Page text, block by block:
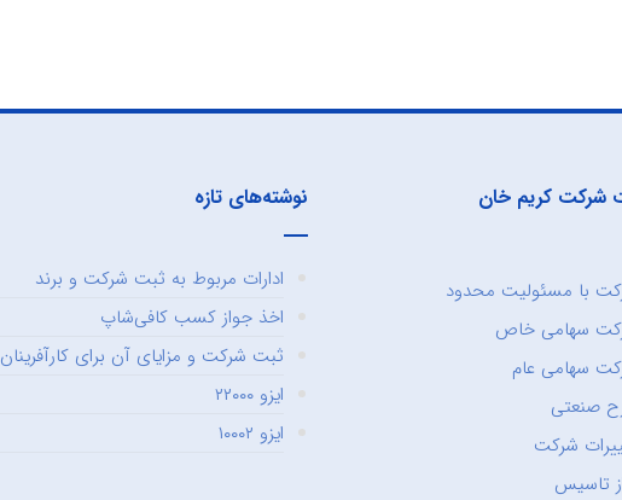
شرکت کریم خان
با مسئولیت محدود
سهامی خاص
سهامی عام
صنعتی
شرکت
تاسیس
نوشته‌های تازه
ادارات مربوط به ثبت شرکت و برند
اخذ جواز کسب کافی‌شاپ
ثبت شرکت و مزایای آن برای کارآفرینان
ایزو ۲۲۰۰۰
ایزو ۱۰۰۰۲